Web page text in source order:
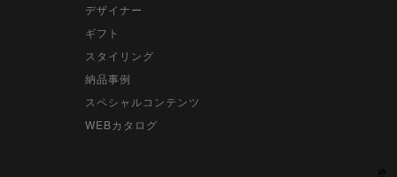
デザイナー
ギフト
スタイリング
納品事例
スペシャルコンテンツ
WEBカタログ